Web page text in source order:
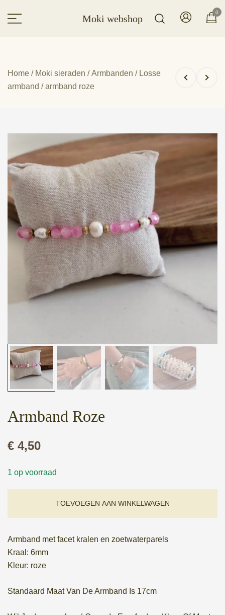
naar
Moki webshop
0
Home / Moki sieraden /Armbanden / Losse
armband / armband roze
Armband Roze
€ 4,50
1 op voorraad
TOEVOEGEN AAN WINKELWAGEN
Armband met facet kralen en zoetwaterparels
Kraal: 6mm
Kleur: roze
Standaard Maat Van De Armband Is 17cm